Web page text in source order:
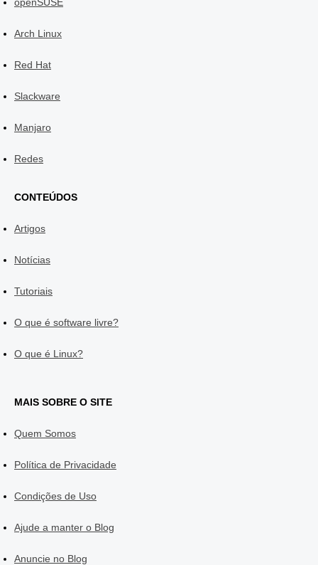
openSUSE
Arch Linux
Red Hat
Slackware
Manjaro
Redes
CONTEÚDOS
Artigos
Notícias
Tutoriais
O que é software livre?
O que é Linux?
MAIS SOBRE O SITE
Quem Somos
Política de Privacidade
Condições de Uso
Ajude a manter o Blog
Anuncie no Blog